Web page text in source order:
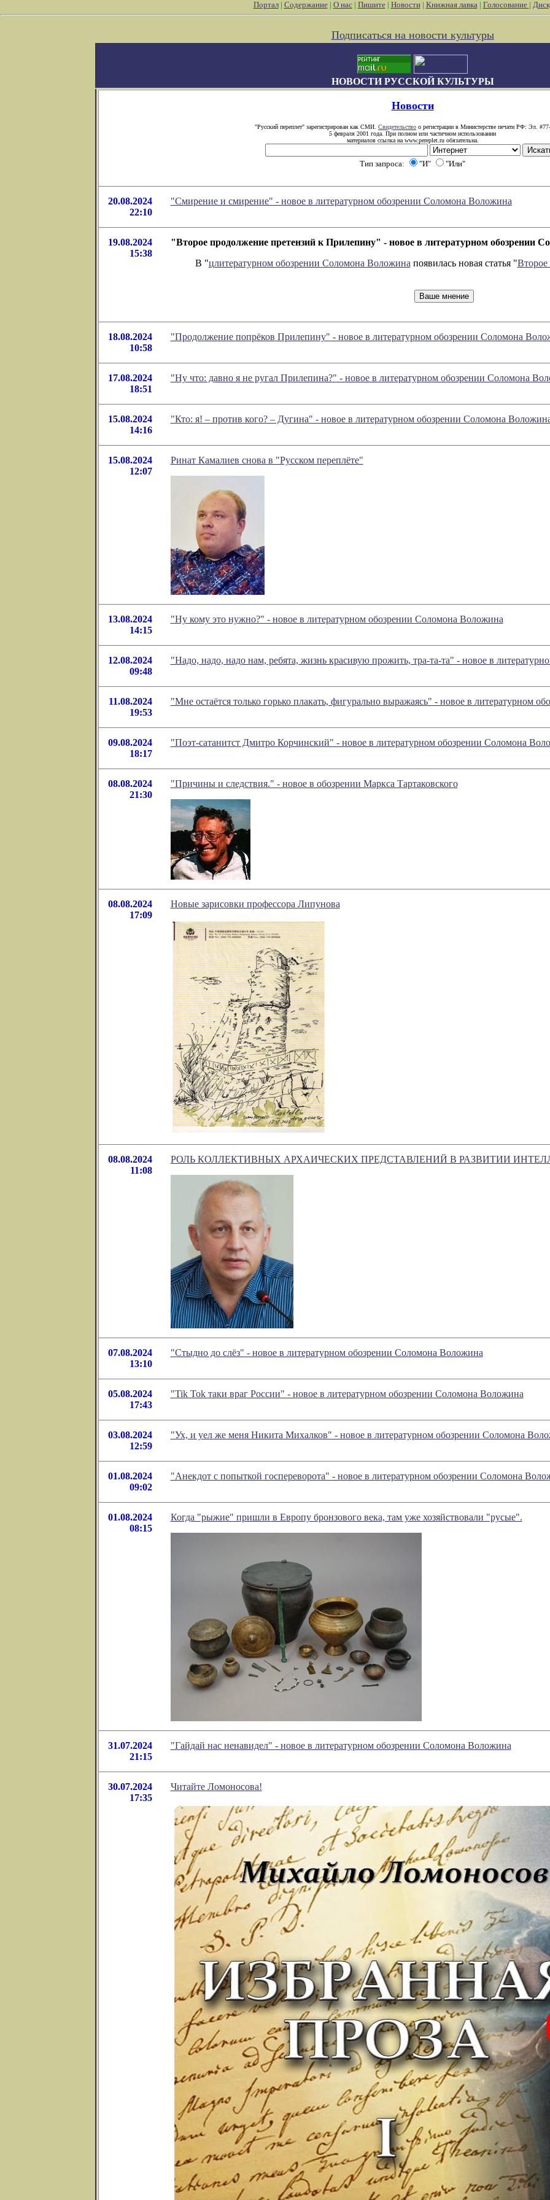
Портал| Содержание| О нас| Пишите| Новости| Книжная лавка| Голосование |
Подписаться на новости культуры
НОВОСТИ РУССКОЙ КУЛЬТУРЫ
Новости
"Русский переплет" зарегистрирован как СМИ. Свидетельство о регистрации в Министерстве печати РФ: Эл.
5 февраля 2001 года. При полном или частичном использовании
материалов ссылка на www.pereplet.ru обязательна.
Тип запроса: "И" "Или"
20.08.2024
22:10
"Смирение и смирение" - новое в литературном обозрении Соломона Воложина
19.08.2024
15:38
"Второе продолжение претензий к Прилепину" - новое в литературном обозрении
В "цлитературном обозрении Соломона Воложина появилась новая статья "
18.08.2024
10:58
"Продолжение попрёков Прилепину" - новое в литературном обозрении Соломона
17.08.2024
18:51
"Ну что: давно я не ругал Прилепина?" - новое в литературном обозрении Соломона
15.08.2024
14:16
"Кто: я! – против кого? – Дугина" - новое в литературном обозрении Соломона
15.08.2024
12:07
Ринат Камалиев снова в "Русском переплёте"
13.08.2024
14:15
"Ну кому это нужно?" - новое в литературном обозрении Соломона Воложина
12.08.2024
09:48
"Надо, надо, надо нам, ребята, жизнь красивую прожить, тра-та-та" - новое в
11.08.2024
19:53
"Мне остаётся только горько плакать, фигурально выражаясь" - новое в литературном
09.08.2024
18:17
"Поэт-сатанитст Дмитро Корчинский" - новое в литературном обозрении Соломона
08.08.2024
21:30
"Причины и следствия." - новое в обозрении Маркса Тартаковского
08.08.2024
17:09
Новые зарисовки профессора Липунова
08.08.2024
11:08
РОЛЬ КОЛЛЕКТИВНЫХ АРХАИЧЕСКИХ ПРЕДСТАВЛЕНИЙ В РАЗВИТИИ
07.08.2024
13:10
"Стыдно до слёз" - новое в литературном обозрении Соломона Воложина
05.08.2024
17:43
"Tik Tok таки враг России" - новое в литературном обозрении Соломона Воложина
03.08.2024
12:59
"Ух, и уел же меня Никита Михалков" - новое в литературном обозрении Соломона
01.08.2024
09:02
"Анекдот с попыткой госпереворота" - новое в литературном обозрении Соломона
01.08.2024
08:15
Когда "рыжие" пришли в Европу бронзового века, там уже хозяйствовали "русые".
31.07.2024
21:15
"Гайдай нас ненавидел" - новое в литературном обозрении Соломона Воложина
30.07.2024
17:35
Читайте Ломоносова!